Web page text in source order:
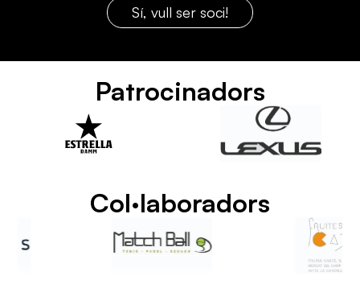
Sí, vull ser soci!
Patrocinadors
Col·laboradors